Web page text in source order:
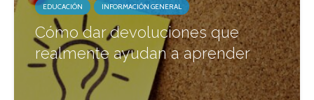
EDUCACIÓN INFORMACIÓN GENERAL
Cómo dar devoluciones que
realmente ayudan a aprender